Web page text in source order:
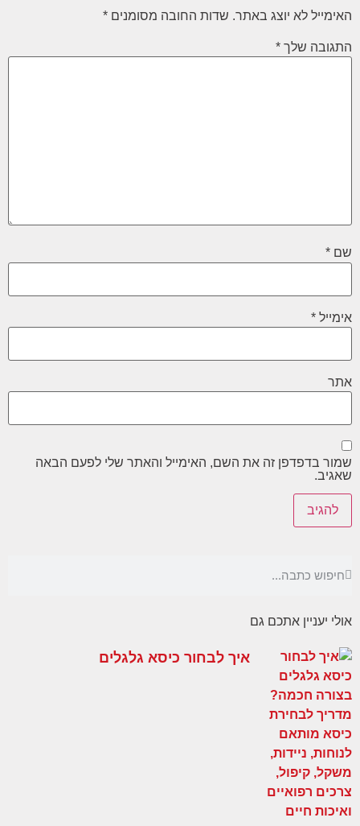
האימייל לא יוצג באתר. שדות החובה מסומנים *
התגובה שלך *
שם *
אימייל *
אתר
שמור בדפדפן זה את השם, האימייל והאתר שלי לפעם הבאה
שאגיב.
אולי יעניין אתכם גם
איך לבחור כיסא גלגלים